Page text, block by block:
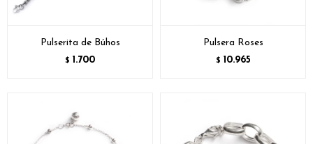
Pulserita de Búhos
$ 1.700
Pulsera Roses
$ 10.965